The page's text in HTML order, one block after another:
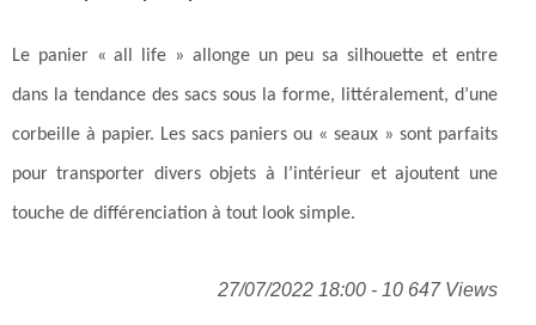
Le panier « all life » allonge un peu sa silhouette et entre
dans la tendance des sacs sous la forme, littéralement, d’une
corbeille à papier. Les sacs paniers ou « seaux » sont parfaits
pour transporter divers objets à l’intérieur et ajoutent une
touche de différenciation à tout look simple.
27/07/2022 18:00 - 10 647 Views